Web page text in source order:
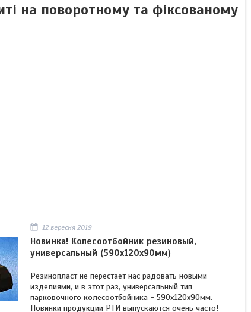
на поворотному та фіксованому
12 вересня 2019
Новинка! Колесоотбойник резиновый,
универсальный (590х120х90мм)
Резинопласт не перестает нас радовать новыми
изделиями, и в этот раз, универсальный тип
парковочного колесоотбойника - 590х120х90мм.
Новинки продукции РТИ выпускаются очень часто!